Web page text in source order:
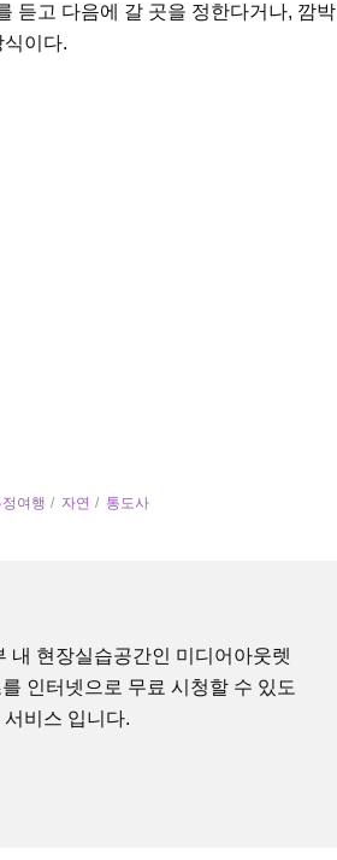
듣고 다음에 갈 곳을 정한다거나, 깜박
이다.
정여행 자연 통도사
내 현장실습공간인 미디어아웃렛
인터넷으로 무료 시청할 수 있도
비스 입니다.